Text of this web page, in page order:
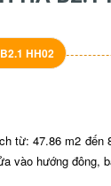
HH02
từ: 47.86 m2 đến
vào hướng đông,